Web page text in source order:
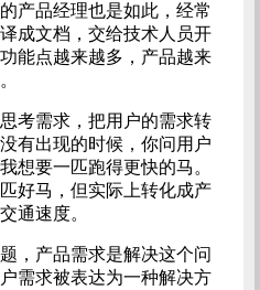
产品经理也是如此，经常
成文档，交给技术人员开
能点越来越多，产品越来
考需求，把用户的需求转
有出现的时候，你问用户
想要一匹跑得更快的马。
好马，但实际上转化成产
通速度。
，产品需求是解决这个问
需求被表达为一种解决方